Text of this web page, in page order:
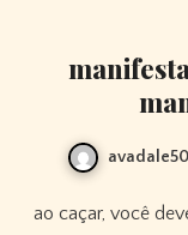
ao caçar, você deve sempre ter permissão dos proprietários